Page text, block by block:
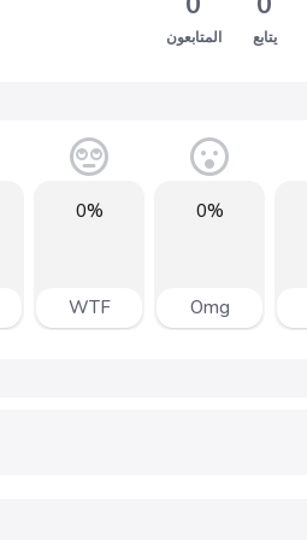
يتابع المتابعون
0%
Omg
0%
WTF